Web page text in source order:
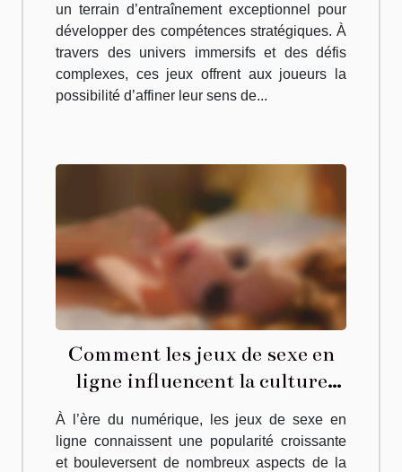
un terrain d’entraînement exceptionnel pour
développer des compétences stratégiques. À
travers des univers immersifs et des défis
complexes, ces jeux offrent aux joueurs la
possibilité d’affiner leur sens de...
Comment les jeux de sexe en
ligne influencent la culture
adulte moderne ?
À l’ère du numérique, les jeux de sexe en
ligne connaissent une popularité croissante
et bouleversent de nombreux aspects de la